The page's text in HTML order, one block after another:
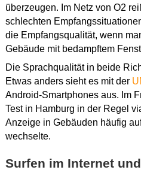
überzeugen. Im Netz von O2
schlechten
die Empfangsqualität, wenn
Gebäude mit bedampftem
Die Sprachqualität in beide
Etwas anders sieht es mit der
Android-Smartphones aus. Im
Test in Hamburg in der Regel
Anzeige in Gebäuden häufig
wechselte.
Surfen im Internet